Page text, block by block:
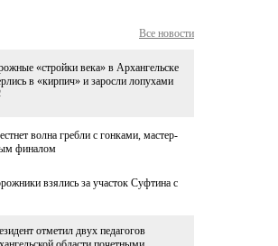
Все новости
«стройки века» в Архангельске
в «кирпич» и заросли лопухами
волна гребли с гонками, мастер-
финалом
взялись за участок Суфтина с
отметил двух педагогов